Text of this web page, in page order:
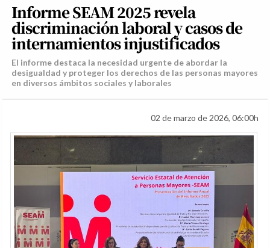
Informe SEAM 2025 revela
discriminación laboral y casos de
internamientos injustificados
El informe destaca la necesidad urgente de abordar la
desigualdad y proteger los derechos de las personas mayores
en diversos ámbitos sociales y laborales
02 de marzo de 2026, 06:00h